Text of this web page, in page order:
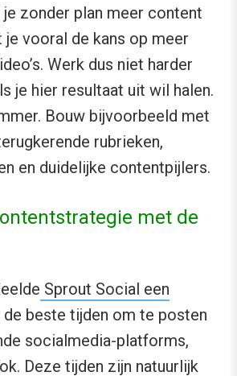
zonder plan meer content
vooral de kans op meer
Werk dus niet harder
je hier resultaat uit wil halen.
Bouw bijvoorbeeld met
rubrieken,
en duidelijke contentpijlers.
met de
Sprout Social een
de beste tijden om te posten
socialmedia-platforms,
Deze tijden zijn natuurlijk